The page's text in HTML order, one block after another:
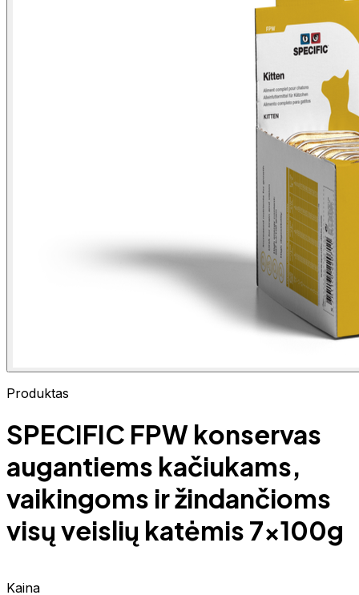
Produktas
SPECIFIC FPW konservas
augantiems kačiukams,
vaikingoms ir žindančioms
visų veislių katėmis 7x100g
Kaina